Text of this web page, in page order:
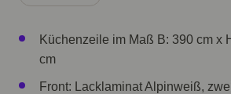
Küchenzeile im Maß B: 390 cm x
cm
Front: Lacklaminat Alpinweiß,